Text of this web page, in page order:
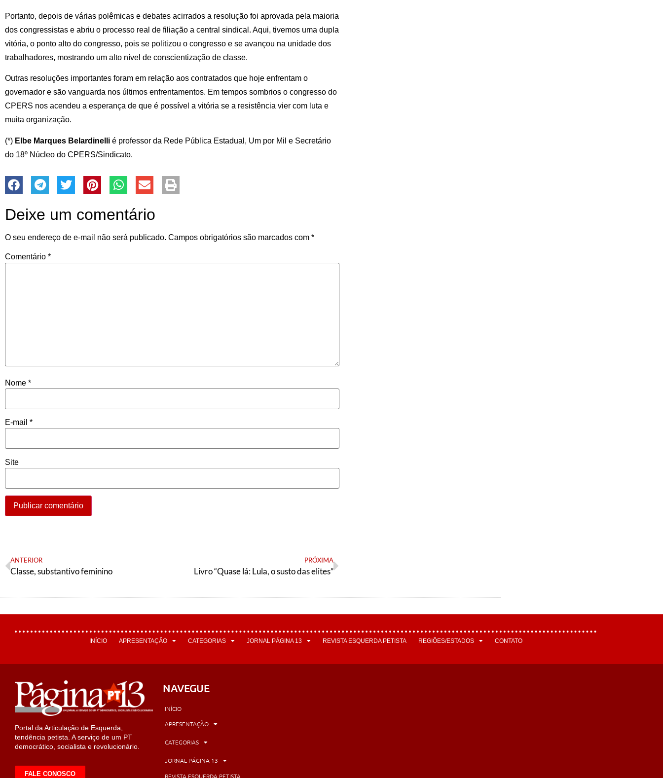
Portanto, depois de várias polêmicas e debates acirrados a resolução foi aprovada pela maioria
dos congressistas e abriu o processo real de filiação a central sindical. Aqui, tivemos uma dupla
vitória, o ponto alto do congresso, pois se politizou o congresso e se avançou na unidade dos
trabalhadores, mostrando um alto nível de conscientização de classe.
Outras resoluções importantes foram em relação aos contratados que hoje enfrentam o
governador e são vanguarda nos últimos enfrentamentos. Em tempos sombrios o congresso do
CPERS nos acendeu a esperança de que é possível a vitória se a resistência vier com luta e
muita organização.
(*) Elbe Marques Belardinelli é professor da Rede Pública Estadual, Um por Mil e Secretário
do 18º Núcleo do CPERS/Sindicato.
Deixe um comentário
O seu endereço de e-mail não será publicado. Campos obrigatórios são marcados com *
Comentário *
Nome *
E-mail *
Site
ANTERIOR
Classe, substantivo feminino
PRÓXIMA
Livro “Quase lá: Lula, o susto das elites”
INÍCIO APRESENTAÇÃO CATEGORIAS JORNAL PÁGINA 13 REVISTA ESQUERDA PETISTA REGIÕES/ESTADOS CONTATO
Portal da Articulação de Esquerda,
tendência petista. A serviço de um PT
democrático, socialista e revolucionário.
FALE CONOSCO
NAVEGUE
INÍCIO
APRESENTAÇÃO
CATEGORIAS
JORNAL PÁGINA 13
REVISTA ESQUERDA PETISTA